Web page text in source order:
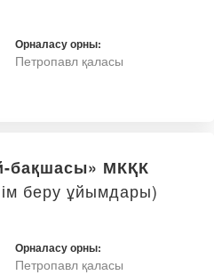
Орналасу орны:
Петропавл қаласы
бақшасы» МКҚК
беру ұйымдары)
Орналасу орны:
Петропавл қаласы